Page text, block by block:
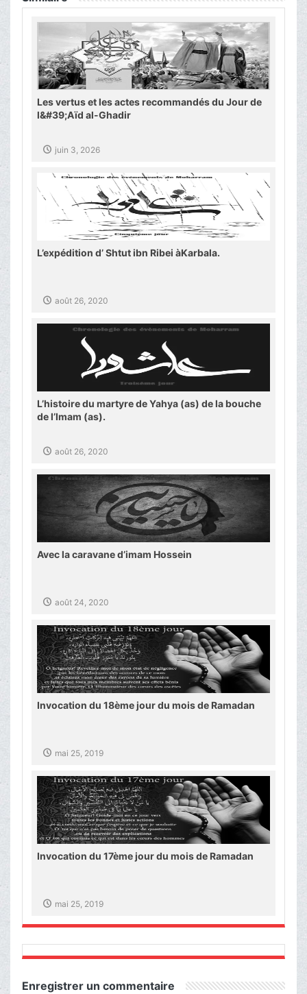
Les vertus et les actes recommandés du Jour de
l&#39;Aïd al-Ghadir
juin 3, 2026
L’expédition d’ Shtut ibn Ribei àKarbala.
août 26, 2020
L’histoire du martyre de Yahya (as) de la bouche
de l’Imam (as).
août 26, 2020
Avec la caravane d’imam Hossein
août 24, 2020
Invocation du 18ème jour du mois de Ramadan
mai 25, 2019
Invocation du 17ème jour du mois de Ramadan
mai 25, 2019
Enregistrer un commentaire